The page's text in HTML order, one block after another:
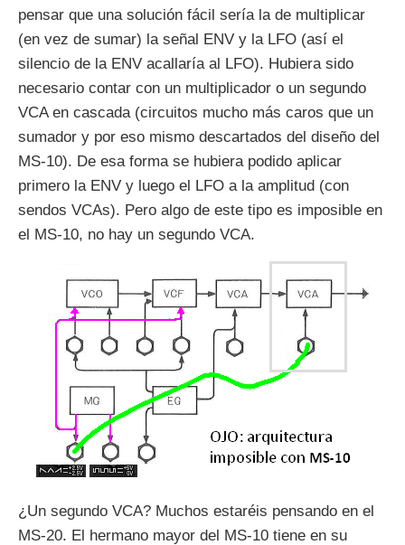
pensar que una solución fácil sería la de multiplicar
(en vez de sumar) la señal ENV y la LFO (así el
silencio de la ENV acallaría al LFO). Hubiera sido
necesario contar con un multiplicador o un segundo
VCA en cascada (circuitos mucho más caros que un
sumador y por eso mismo descartados del diseño del
MS-10). De esa forma se hubiera podido aplicar
primero la ENV y luego el LFO a la amplitud (con
sendos VCAs). Pero algo de este tipo es imposible en
el MS-10, no hay un segundo VCA.
¿Un segundo VCA? Muchos estaréis pensando en el
MS-20. El hermano mayor del MS-10 tiene en su